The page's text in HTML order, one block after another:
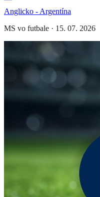
Anglicko - Argentína
MS vo futbale · 15. 07. 2026